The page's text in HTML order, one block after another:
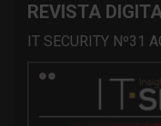
REVISTA
IT SECURITY Nº31